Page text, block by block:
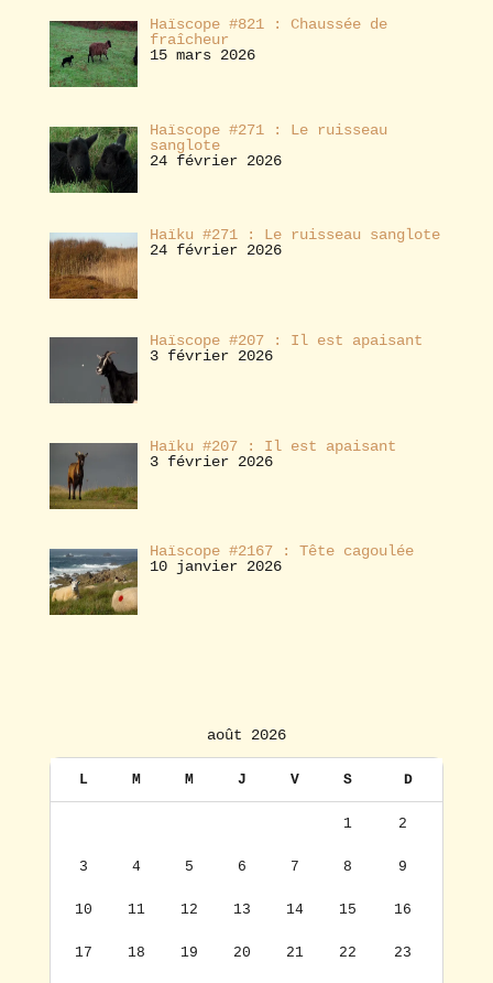
Haïscope #821 : Chaussée de
fraîcheur
15 mars 2026
Haïscope #271 : Le ruisseau
sanglote
24 février 2026
Haïku #271 : Le ruisseau sanglote
24 février 2026
Haïscope #207 : Il est apaisant
3 février 2026
Haïku #207 : Il est apaisant
3 février 2026
Haïscope #2167 : Tête cagoulée
10 janvier 2026
août 2026
L M M J V S D
1 2
3 4 5 6 7 8 9
10 11 12 13 14 15 16
17 18 19 20 21 22 23